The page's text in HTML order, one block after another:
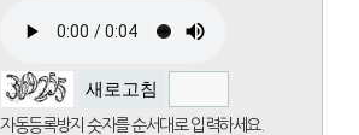
새로고침
자동등록방지 숫자를 순서대로 입력하세요.